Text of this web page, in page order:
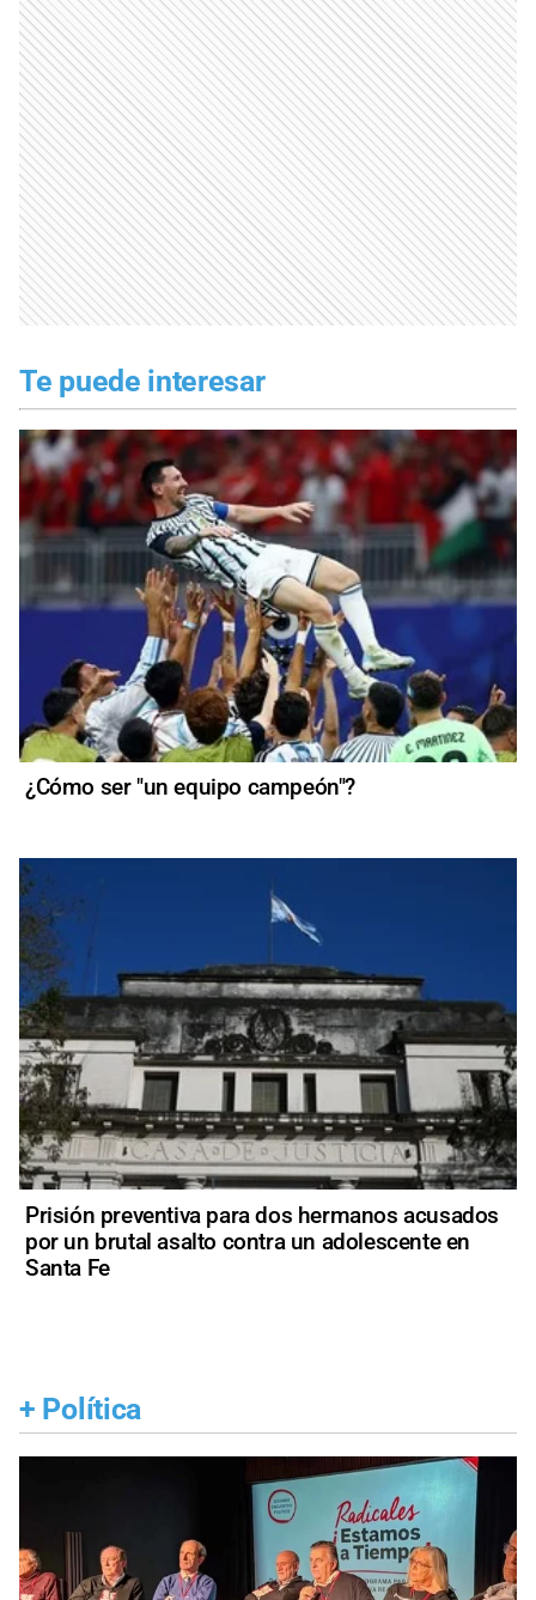
Te puede interesar
¿Cómo ser "un equipo campeón"?
Prisión preventiva para dos hermanos acusados
por un brutal asalto contra un adolescente en
Santa Fe
+ Política